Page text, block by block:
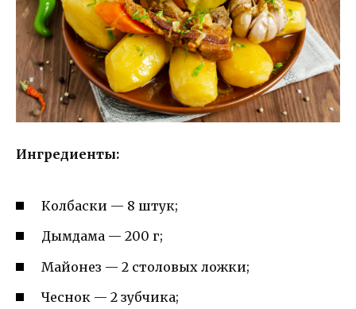
Ингредиенты:
Колбаски — 8 штук;
Дымдама — 200 г;
Майонез — 2 столовых ложки;
Чеснок — 2 зубчика;